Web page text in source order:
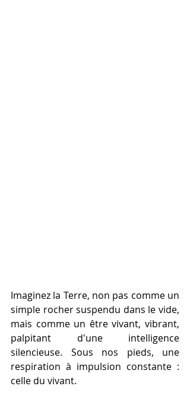
Imaginez la Terre, non pas comme un
simple rocher suspendu dans le vide,
mais comme un être vivant, vibrant,
palpitant d'une intelligence
silencieuse. Sous nos pieds, une
respiration à impulsion constante :
celle du vivant.